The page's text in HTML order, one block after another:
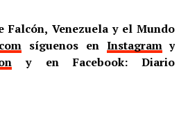
Falcón, Venezuela y el Mundo
síguenos en Instagramy
y en Facebook: Diario